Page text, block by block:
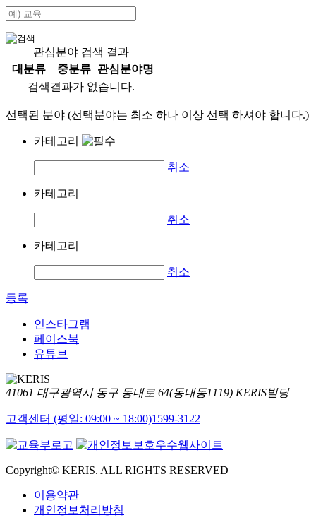
관심분야 검색 결과
대분류
중분류
관심분야명
검색결과가 없습니다.
선택된 분야 (선택분야는 최소 하나 이상 선택 하셔야 합니다.)
카테고리
취소
카테고리
취소
카테고리
취소
등록
인스타그램
페이스북
유튜브
41061 대구광역시 동구 동내로 64(동내동1119) KERIS빌딩
고객센터 (평일: 09:00 ~ 18:00)1599-3122
Copyright© KERIS. ALL RIGHTS RESERVED
이용약관
개인정보처리방침